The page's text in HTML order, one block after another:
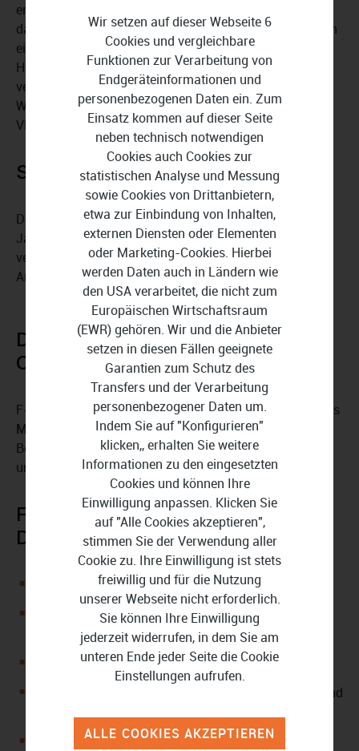
ermöglicht es Ihnen, anonym im Internet zu surfen und
dabei Ihre Privatsphäre zu bewahren. Egal, ob Sie sich in
ein öffentliches WLAN-Netzwerk einwählen oder zu
Hause den Service nutzen – Ihre IP-Adresse wird
verschleiert, sodass Sie nicht von Hackern oder
Werbetreibenden verfolgt werden können. Mithilfe des
VPNs umgehen Sie zudem Geoblocking-Sperren.
Sicher verwahrt
Der Passwort-Managervon F-Secure Total 1 Gerät 1
Jahr erstellt nicht nur komplexe Kennwörter, sondern
verwaltet diese auch sicher für Sie. Er hilft Ihnen bei
Anmeldungen und spart Zeit.
Die Kommandozentrale für Ihren
Online-Schutz
F-Secure Total 1 Gerät 1 Jahr lässt sich einfach über das
My-F-Secure-Konto steuern und anpassen. Die
Benutzeroberfläche ist intuitiv gestaltet, sodass auch
unerfahrene Anwender Einstellungen schnell finden.
F-Secure Total 1 Gerät 1 Jahr
Download im Überblick:
Lizenz für 1 Jahr Laufzeit
Erlaubt benutzerfreundliche Verwaltung über My-F-
Secure-Konto
Bietet Schutz vor Viren und Malware
Verschlüsselt Verbindungen beim Online-Shopping und
Blockiert gefährliche Webseiten und schützt vor
Wir setzen auf dieser Webseite 6
Cookies und vergleichbare
Funktionen zur Verarbeitung von
Endgeräteinformationen und
personenbezogenen Daten ein. Zum
Einsatz kommen auf dieser Seite
neben technisch notwendigen
Cookies auch Cookies zur
statistischen Analyse und Messung
sowie Cookies von Drittanbietern,
etwa zur Einbindung von Inhalten,
externen Diensten oder Elementen
oder Marketing-Cookies. Hierbei
werden Daten auch in Ländern wie
den USA verarbeitet, die nicht zum
Europäischen Wirtschaftsraum
(EWR) gehören. Wir und die Anbieter
setzen in diesen Fällen geeignete
Garantien zum Schutz des
Transfers und der Verarbeitung
personenbezogener Daten um.
Indem Sie auf "Konfigurieren"
klicken,, erhalten Sie weitere
Informationen zu den eingesetzten
Cookies und können Ihre
Einwilligung anpassen. Klicken Sie
auf "Alle Cookies akzeptieren",
stimmen Sie der Verwendung aller
Cookie zu. Ihre Einwilligung ist stets
freiwillig und für die Nutzung
unserer Webseite nicht erforderlich.
Sie können Ihre Einwilligung
jederzeit widerrufen, in dem Sie am
unteren Ende jeder Seite die Cookie
Einstellungen aufrufen.
ALLE COOKIES AKZEPTIEREN